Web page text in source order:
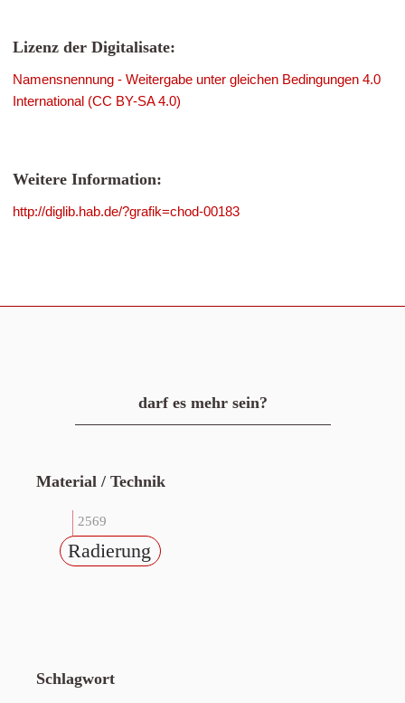
Lizenz der Digitalisate:
Namensnennung - Weitergabe unter gleichen Bedingungen 4.0
International (CC BY-SA 4.0)
Weitere Information:
http://diglib.hab.de/?grafik=chod-00183
darf es mehr sein?
Material / Technik
2569
Radierung
Schlagwort